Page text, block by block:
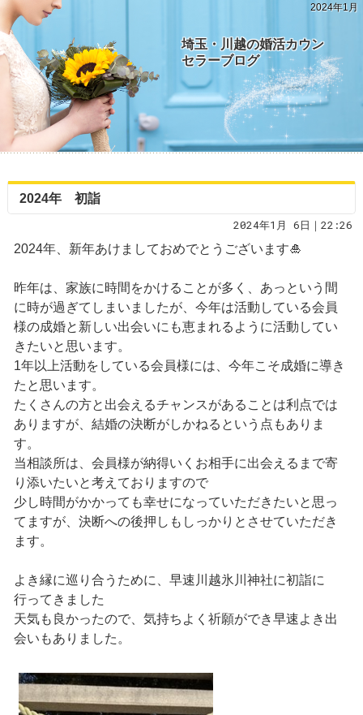
2024年1月
埼玉・川越の婚活カウン
セラーブログ
2024年 初詣
2024年1月 6日｜22:26
2024年、新年あけましておめでとうございます🎍
昨年は、家族に時間をかけることが多く、あっという間
に時が過ぎてしまいましたが、今年は活動している会員
様の成婚と新しい出会いにも恵まれるように活動してい
きたいと思います。
1年以上活動をしている会員様には、今年こそ成婚に導き
たと思います。
たくさんの方と出会えるチャンスがあることは利点では
ありますが、結婚の決断がしかねるという点もありま
す。
当相談所は、会員様が納得いくお相手に出会えるまで寄
り添いたいと考えておりますので
少し時間がかかっても幸せになっていただきたいと思っ
てますが、決断への後押しもしっかりとさせていただき
ます。
よき縁に巡り合うために、早速川越氷川神社に初詣に
行ってきました
天気も良かったので、気持ちよく祈願ができ早速よき出
会いもありました。